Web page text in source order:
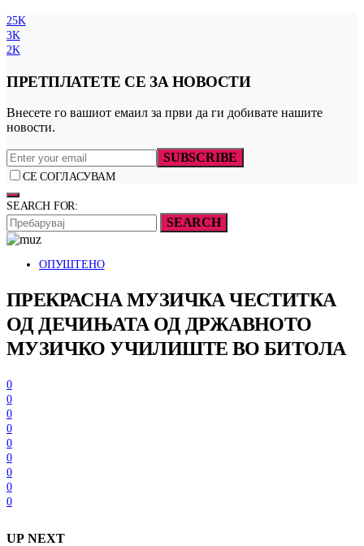
25K
3K
2K
ПРЕТПЛАТЕТЕ СЕ ЗА НОВОСТИ
Внесете го вашиот емаил за први да ги добивате нашите
новости.
SUBSCRIBE
СЕ СОГЛАСУВАМ
SEARCH FOR:
SEARCH
ОПУШТЕНО
ПРЕКРАСНА МУЗИЧКА ЧЕСТИТКА
ОД ДЕЧИЊАТА ОД ДРЖАВНОТО
МУЗИЧКО УЧИЛИШТЕ ВО БИТОЛА
0
0
0
0
0
0
0
0
0
UP NEXT